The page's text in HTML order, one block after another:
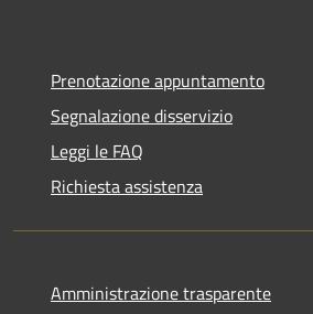
Prenotazione appuntamento
Segnalazione disservizio
Leggi le FAQ
Richiesta assistenza
Amministrazione trasparente